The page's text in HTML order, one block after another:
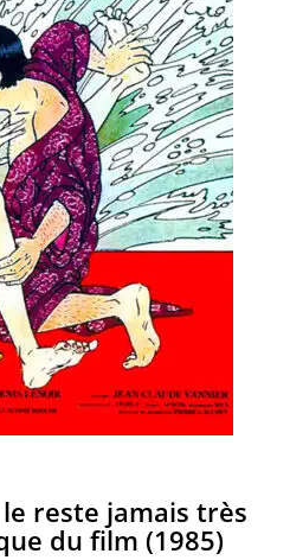
reste jamais très
du film (1985)